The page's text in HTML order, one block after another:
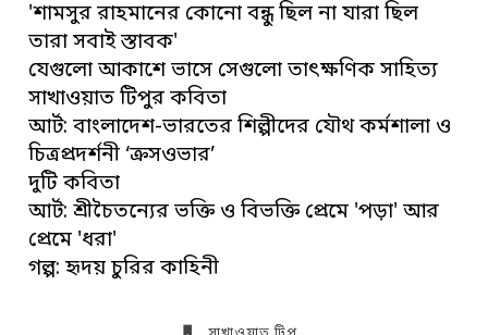
'শামসুর রাহমানের কোনো বন্ধু ছিল না যারা ছিল
তারা সবাই স্তাবক'
যেগুলো আকাশে ভাসে সেগুলো তাৎক্ষণিক সাহিত্য
সাখাওয়াত টিপুর কবিতা
আর্ট: বাংলাদেশ-ভারতের শিল্পীদের যৌথ কর্মশালা ও
চিত্রপ্রদর্শনী ‘ক্রসওভার’
দুটি কবিতা
আর্ট: শ্রীচৈতন্যের ভক্তি ও বিভক্তি প্রেমে 'পড়া' আর
প্রেমে 'ধরা'
গল্প: হৃদয় চুরির কাহিনী